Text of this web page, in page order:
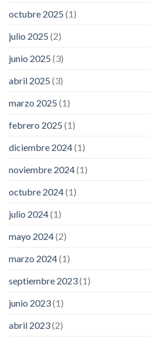
octubre 2025 (1)
julio 2025 (2)
junio 2025 (3)
abril 2025 (3)
marzo 2025 (1)
febrero 2025 (1)
diciembre 2024(1)
noviembre 2024(1)
octubre 2024(1)
julio 2024(1)
mayo 2024(2)
marzo 2024(1)
septiembre 2023(1)
junio 2023(1)
abril 2023(2)